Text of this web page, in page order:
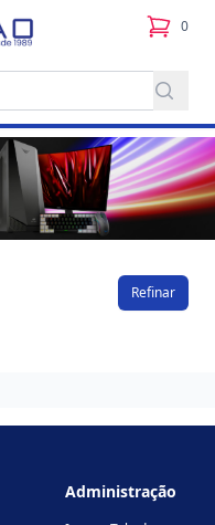
0
itens
Refinar
Administração